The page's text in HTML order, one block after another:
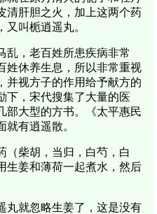
清肝胆之火，加上这两个药
叫栀逍遥丸。
乱，老百姓所患疾病非常
姓休养生息，所以非常重视
并视方子的作用给予献方的
下，宋代搜集了大量的医
部大型的方书。《太平惠民
有逍遥散。
（柴胡，当归，白芍，白
生姜和薄荷一起煮水，然后
丸就忽略生姜了，这是没有